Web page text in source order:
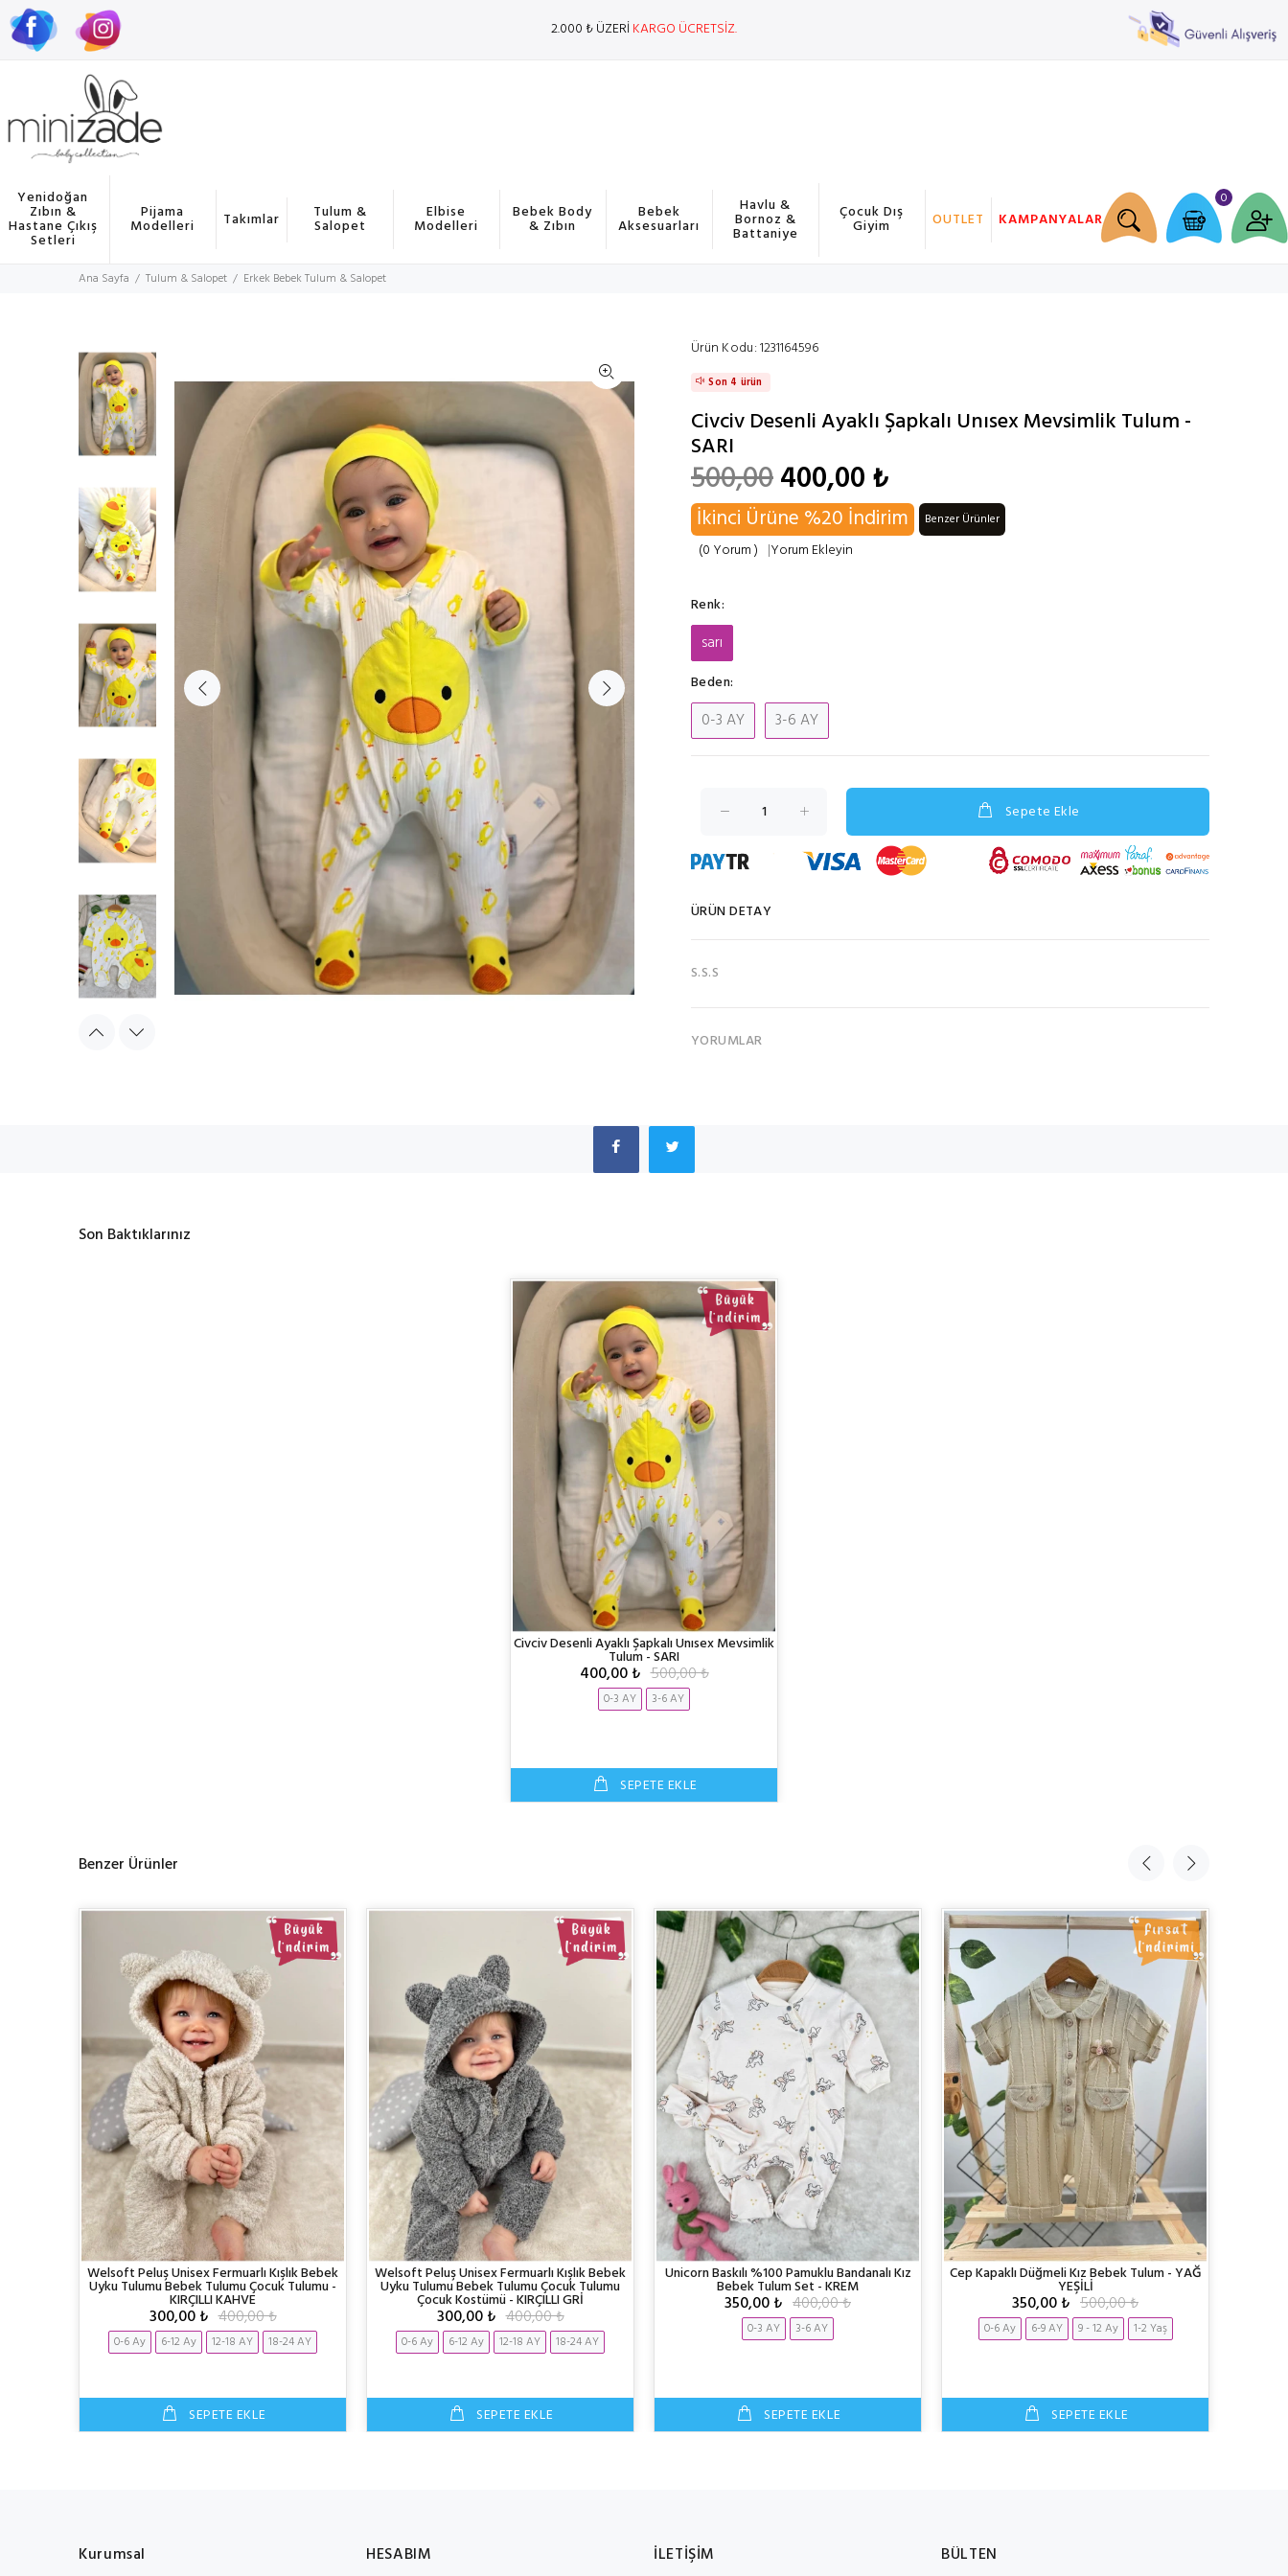
2.000 ₺ ÜZERİKARGO ÜCRETSİZ.
Yenidoğan
Zıbın &
Hastane Çıkış
Setleri
Pijama
Modelleri Takımlar Tulum &
Salopet
Elbise
Modelleri
Bebek Body
& Zıbın
Bebek
Aksesuarları
Havlu &
Bornoz &
Battaniye
Çocuk Dış
Giyim OUTLET KAMPANYALAR
0
Ana Sayfa Tulum & Salopet Erkek Bebek Tulum & Salopet
Ürün Kodu:1231164596
Son 4 ürün
Civciv Desenli Ayaklı Şapkalı Unısex Mevsimlik Tulum -
SARI
500,00400,00 ₺
İkinci Ürüne %20 İndirim Benzer Ürünler
(0 Yorum ) |Yorum Ekleyin
Renk:
sarı
Beden:
0-3 AY 3-6 AY
Sepete Ekle
ÜRÜN DETAY
S.S.S
YORUMLAR
Son Baktıklarınız
Civciv Desenli Ayaklı Şapkalı Unısex Mevsimlik
Tulum - SARI
400,00 ₺ 500,00 ₺
0-3 AY 3-6 AY
SEPETE EKLE
Benzer Ürünler
Welsoft Peluş Unisex Fermuarlı Kışlık Bebek
Uyku Tulumu Bebek Tulumu Çocuk Tulumu -
KIRÇILLI KAHVE
300,00 ₺ 400,00 ₺
0-6 Ay 6-12 Ay 12-18 AY 18-24 AY
SEPETE EKLE
Welsoft Peluş Unisex Fermuarlı Kışlık Bebek
Uyku Tulumu Bebek Tulumu Çocuk Tulumu
Çocuk Kostümü - KIRÇILLI GRİ
300,00 ₺ 400,00 ₺
0-6 Ay 6-12 Ay 12-18 AY 18-24 AY
SEPETE EKLE
Unicorn Baskılı %100 Pamuklu Bandanalı Kız
Bebek Tulum Set - KREM
350,00 ₺ 400,00 ₺
0-3 AY 3-6 AY
SEPETE EKLE
Cep Kapaklı Düğmeli Kız Bebek Tulum - YAĞ
YEŞİLİ
350,00 ₺ 500,00 ₺
0-6 Ay 6-9 AY 9 - 12 Ay 1-2 Yaş
SEPETE EKLE
Kurumsal HESABIM İLETİŞİM BÜLTEN